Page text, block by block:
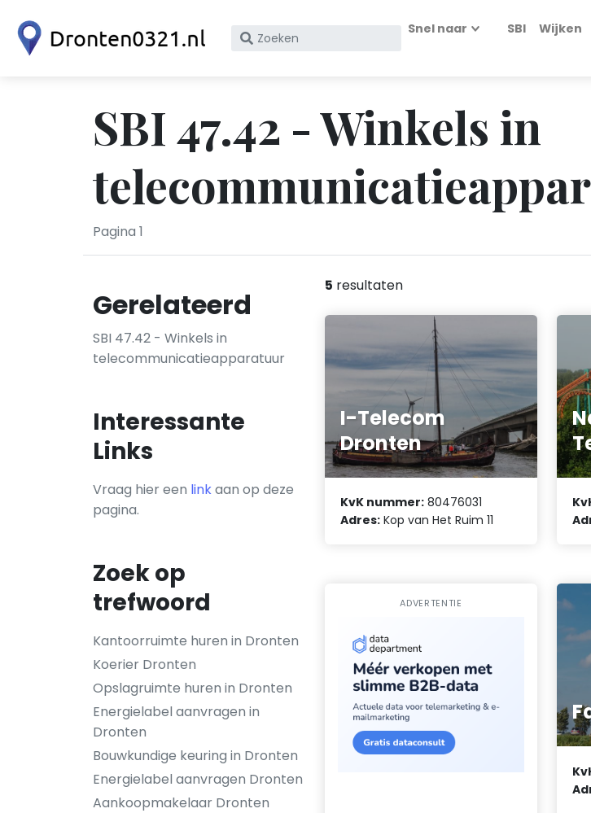
Zoek
KvK
nummer
Snel naar SBI Wijken
SBI 47.42 - Winkels in
Pagina 1
Gerelateerd
SBI 47.42 - Winkels in
telecommunicatieapparatuur
Interessante
Links
Vraag hier een linkaan op deze
pagina.
Zoek op
trefwoord
Kantoorruimte huren in Dronten
Koerier Dronten
Opslagruimte huren in Dronten
Energielabel aanvragen in
Dronten
Bouwkundige keuring in Dronten
Energielabel aanvragen Dronten
Aankoopmakelaar Dronten
5 resultaten
I-Telecom
Dronten
KvK nummer: 80476031
Adres: Kop van Het Ruim 11
ADVERTENTIE